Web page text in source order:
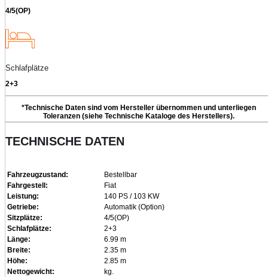
4/5(OP)
Schlafplätze
2+3
*Technische Daten sind vom Hersteller übernommen und unterliegen
Toleranzen (siehe Technische Kataloge des Herstellers).
TECHNISCHE DATEN
Fahrzeugzustand:
Bestellbar
Fahrgestell:
Fiat
Leistung:
140 PS / 103 KW
Getriebe:
Automatik (Option)
Sitzplätze:
4/5(OP)
Schlafplätze:
2+3
Länge:
6.99 m
Breite:
2.35 m
Höhe:
2.85 m
Nettogewicht:
kg.